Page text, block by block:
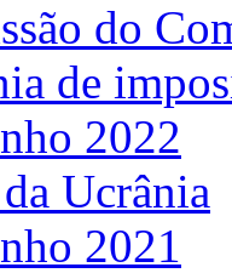
do
de
2022
Ucrânia
2021